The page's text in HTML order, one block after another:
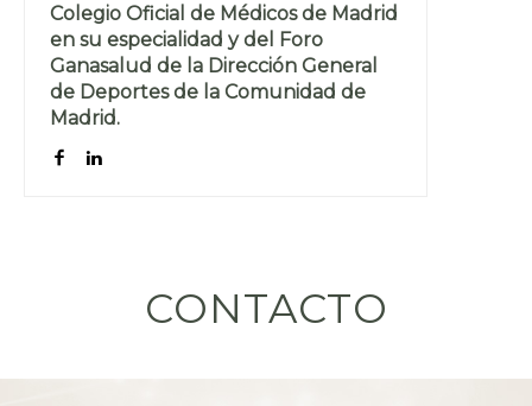
Colegio Oficial de Médicos de Madrid
en su especialidad y del Foro
Ganasalud de la Dirección General
de Deportes de la Comunidad de
Madrid.
CONTACTO